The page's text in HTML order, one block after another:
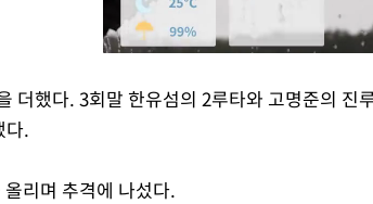
더했다. 3회말 한유섬의 2루타와 고명준의 진
다.
리며 추격에 나섰다.